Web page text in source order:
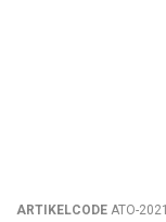
ARTIKELCODE ATO-2021